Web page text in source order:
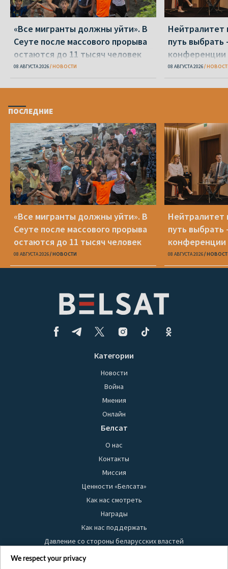
«Все мигранты должны уйти». В
Сеуте после массового прорыва
остаются до 11 тысяч человек
08 АВГУСТА 2026 НОВОСТИ
Нейтралитет
путь выбрать
конференции
08 АВГУСТА 2026
ПОСЛЕДНИЕ
«Все мигранты должны уйти». В
Сеуте после массового прорыва
остаются до 11 тысяч человек
08 АВГУСТА 2026 НОВОСТИ
Нейтралитет
путь выбрать
конференции
08 АВГУСТА 2026
Категории
Новости
Война
Мнения
Онлайн
Белсат
О нас
Контакты
Миссия
Ценности «Белсата»
Как нас смотреть
Награды
Как нас поддержать
Давление со стороны беларусских властей
Правила использования материалов
We respect your privacy